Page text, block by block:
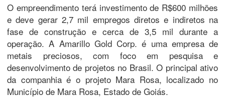
O empreendimento terá investimento de R$600 milhões
e deve gerar 2,7 mil empregos diretos e indiretos na
fase de construção e cerca de 3,5 mil durante a
operação. A Amarillo Gold Corp. é uma empresa de
metais preciosos, com foco em pesquisa e
desenvolvimento de projetos no Brasil. O principal ativo
da companhia é o projeto Mara Rosa, localizado no
Município de Mara Rosa, Estado de Goiás.